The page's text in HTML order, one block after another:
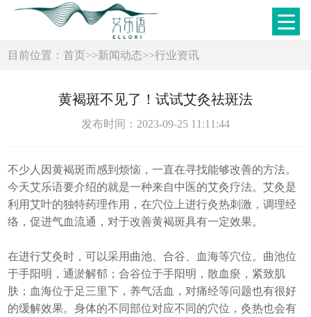
目前位置：首页>>新闻动态>>行业资讯
黄褐斑不见了！试试艾灸祛斑法
发布时间：2023-09-25 11:11:44
不少人因黄褐斑而感到烦恼，一直在寻找能够改善的方法。
今天艾乐语要介绍的就是一种来自中医的艾灸疗法。艾灸是
利用艾叶的独特药理作用，在穴位上进行灸热刺激，调理经
络，促进气血流通，对于改善黄褐斑具有一定效果。
在进行艾灸时，可以采用曲池、合谷、血海等穴位。曲池位
于手阳明，通淤解郁；合谷位于手阳明，散血瘀，紧致肌
肤；血海位于足三里下，养气活血，对痛经等问题也有很好
的缓解效果。身体的不同部位对应不同的穴位，灸热也会有